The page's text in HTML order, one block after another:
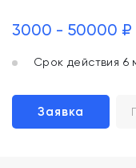
3000 - 50000 ₽
Срок действия 6
Заявка